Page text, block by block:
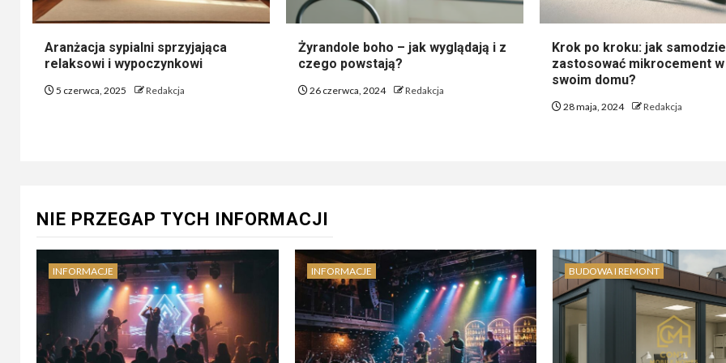
Aranżacja sypialni sprzyjająca
relaksowi i wypoczynkowi
5 czerwca, 2025 Redakcja
Żyrandole boho – jak wyglądają i z
czego powstają?
26 czerwca, 2024 Redakcja
Krok po kroku: jak
zastosować mikrocement w
swoim domu?
28 maja, 2024 Redakcja
NIE PRZEGAP TYCH INFORMACJI
INFORMACJE INFORMACJE BUDOWA I REMONT